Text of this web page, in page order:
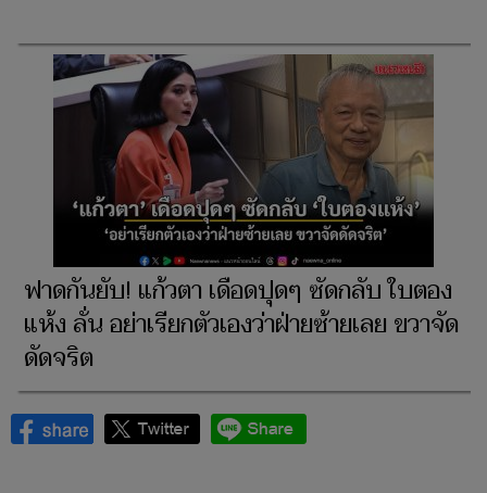
ฟาดกันยับ! แก้วตา เดือดปุดๆ ซัดกลับ ใบตอง
แห้ง ลั่น อย่าเรียกตัวเองว่าฝ่ายซ้ายเลย ขวาจัด
ดัดจริต